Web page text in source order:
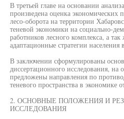
В третьей главе на основании
произведена оценка экономических
лесо-оборота на территории
теневой экономики на социально-
работников лесного комплекса, а
адаптационные стратегии населения
В заключении сформулированы
диссертационного исследования, на
предложены направления по
теневого пространства в экономике
2. ОСНОВНЫЕ ПОЛОЖЕНИЯ И
ИССЛЕДОВАНИЯ